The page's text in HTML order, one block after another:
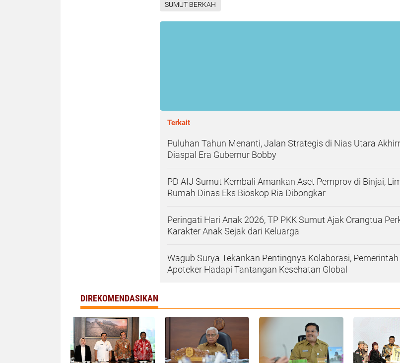
SUMUT BERKAH
Terkait
Puluhan Tahun Menanti, Jalan Strategis di Nias Utara
Diaspal Era Gubernur Bobby
PD AIJ Sumut Kembali Amankan Aset Pemprov di Binjai,
Rumah Dinas Eks Bioskop Ria Dibongkar
Peringati Hari Anak 2026, TP PKK Sumut Ajak Orangtua
Karakter Anak Sejak dari Keluarga
Wagub Surya Tekankan Pentingnya Kolaborasi,
Apoteker Hadapi Tantangan Kesehatan Global
DIREKOMENDASIKAN